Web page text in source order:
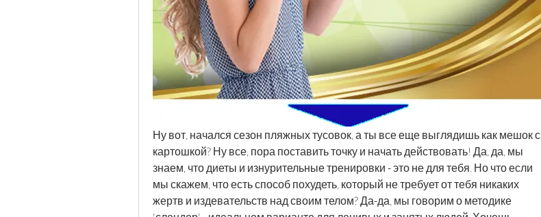
Ну вот, начался сезон пляжных тусовок, а ты все еще выглядишь как мешок с
картошкой? Ну все, пора поставить точку и начать действовать! Да, да, мы
знаем, что диеты и изнурительные тренировки - это не для тебя. Но что если
мы скажем, что есть способ похудеть, который не требует от тебя никаких
жертв и издевательств над своим телом? Да-да, мы говорим о методике